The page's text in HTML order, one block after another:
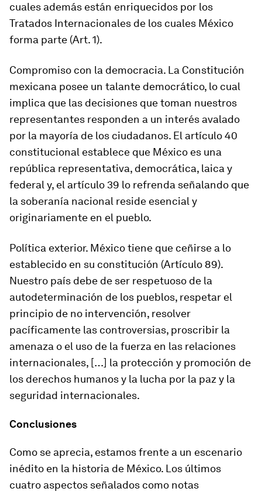
cuales además están enriquecidos por los
Tratados Internacionales de los cuales México
forma parte (Art. 1).
Compromiso con la democracia. La Constitución
mexicana posee un talante democrático, lo cual
implica que las decisiones que toman nuestros
representantes responden a un interés avalado
por la mayoría de los ciudadanos. El artículo 40
constitucional establece que México es una
república representativa, democrática, laica y
federal y, el artículo 39 lo refrenda señalando que
la soberanía nacional reside esencial y
originariamente en el pueblo.
Política exterior. México tiene que ceñirse a lo
establecido en su constitución (Artículo 89).
Nuestro país debe de ser respetuoso de la
autodeterminación de los pueblos, respetar el
principio de no intervención, resolver
pacíficamente las controversias, proscribir la
amenaza o el uso de la fuerza en las relaciones
internacionales, […] la protección y promoción de
los derechos humanos y la lucha por la paz y la
seguridad internacionales.
Conclusiones
Como se aprecia, estamos frente a un escenario
inédito en la historia de México. Los últimos
cuatro aspectos señalados como notas